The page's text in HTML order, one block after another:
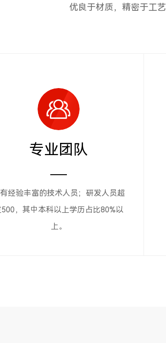
优良于材质，精密于工
专业团队
经验丰富的技术人员；研发人员超
，其中本科以上学历占比80%以
上。